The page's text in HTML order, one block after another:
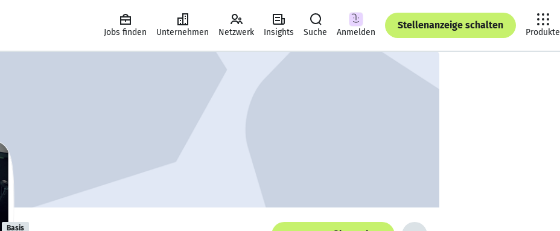
Jobs finden Unternehmen Netzwerk Insights Suche Anmelden
Stellenanzeige schalten
Produkte
Basis